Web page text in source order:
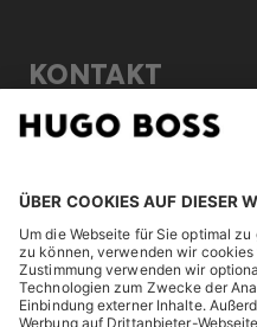
KONTAKT
ENTDECKEN